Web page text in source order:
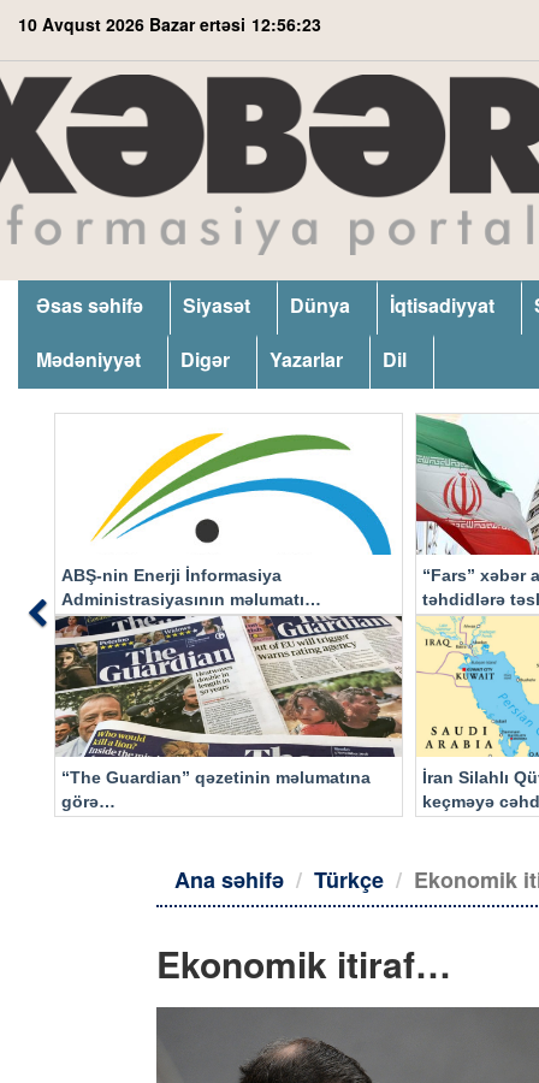
10 Avqust 2026 Bazar ertəsi 12:56:24
Əsas səhifə Siyasət Dünya İqtisadiyyat
Mədəniyyət
Digər Yazarlar Dil
ABŞ-nin Enerji İnformasiya
Administrasiyasının məlumatı
əsasında…
“Fars” xəbər
təhdidlərə
“The Guardian” qəzetinin məlumatına
görə…
İran Silahlı
keçməyə
Previous
Ana səhifə Türkçe Ekonomik
Ekonomik itiraf…